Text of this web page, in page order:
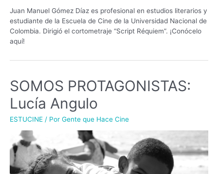
Juan Manuel Gómez Díaz es profesional en estudios literarios y
estudiante de la Escuela de Cine de la Universidad Nacional de
Colombia. Dirigió el cortometraje “Script Réquiem”. ¡Conócelo
aquí!
SOMOS PROTAGONISTAS:
Lucía Angulo
ESTUCINE / Por Gente que Hace Cine